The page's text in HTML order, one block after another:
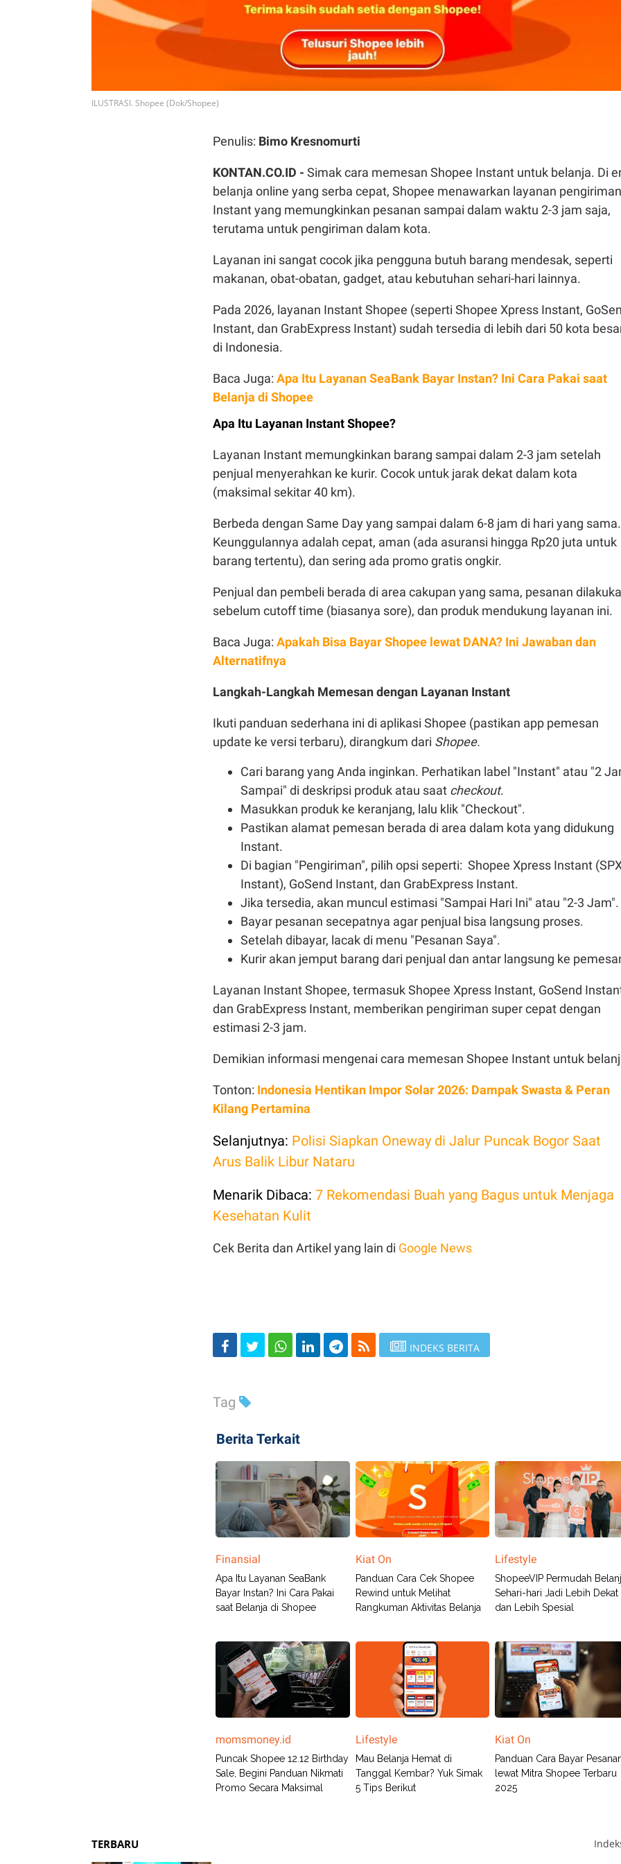
ILUSTRASI. Shopee (Dok/Shopee)
Penulis: Bimo Kresnomurti
KONTAN.CO.ID - Simak cara memesan Shopee Instant untuk belanja. Di
belanja online yang serba cepat, Shopee menawarkan layanan pengiriman
Instant yang memungkinkan pesanan sampai dalam waktu 2-3 jam saja,
terutama untuk pengiriman dalam kota.
Layanan ini sangat cocok jika pengguna butuh barang mendesak, seperti
makanan, obat-obatan, gadget, atau kebutuhan sehari-hari lainnya.
Pada 2026, layanan Instant Shopee (seperti Shopee Xpress Instant,
Instant, dan GrabExpress Instant) sudah tersedia di lebih dari 50 kota
di Indonesia.
Baca Juga: Apa Itu Layanan SeaBank Bayar Instan? Ini Cara Pakai saat
Belanja di Shopee
Apa Itu Layanan Instant Shopee?
Layanan Instant memungkinkan barang sampai dalam 2-3 jam setelah
penjual menyerahkan ke kurir. Cocok untuk jarak dekat dalam kota
(maksimal sekitar 40 km).
Berbeda dengan Same Day yang sampai dalam 6-8 jam di hari yang sama.
Keunggulannya adalah cepat, aman (ada asuransi hingga Rp20 juta untuk
barang tertentu), dan sering ada promo gratis ongkir.
Penjual dan pembeli berada di area cakupan yang sama, pesanan
sebelum cutoff time (biasanya sore), dan produk mendukung layanan ini.
Baca Juga: Apakah Bisa Bayar Shopee lewat DANA? Ini Jawaban dan
Alternatifnya
Langkah-Langkah Memesan dengan Layanan Instant
Ikuti panduan sederhana ini di aplikasi Shopee (pastikan app pemesan
update ke versi terbaru), dirangkum dari Shopee.
Cari barang yang Anda inginkan. Perhatikan label "Instant" atau "2
Sampai" di deskripsi produk atau saat checkout.
Masukkan produk ke keranjang, lalu klik "Checkout".
Pastikan alamat pemesan berada di area dalam kota yang didukung
Instant.
Di bagian "Pengiriman", pilih opsi seperti: Shopee Xpress Instant
Instant), GoSend Instant, dan GrabExpress Instant.
Jika tersedia, akan muncul estimasi "Sampai Hari Ini" atau "2-3 Jam".
Bayar pesanan secepatnya agar penjual bisa langsung proses.
Setelah dibayar, lacak di menu "Pesanan Saya".
Kurir akan jemput barang dari penjual dan antar langsung ke
Layanan Instant Shopee, termasuk Shopee Xpress Instant, GoSend
dan GrabExpress Instant, memberikan pengiriman super cepat dengan
estimasi 2-3 jam.
Demikian informasi mengenai cara memesan Shopee Instant untuk
Tonton: Indonesia Hentikan Impor Solar 2026: Dampak Swasta & Peran
Kilang Pertamina
Selanjutnya: Polisi Siapkan Oneway di Jalur Puncak Bogor Saat
Arus Balik Libur Nataru
Menarik Dibaca: 7 Rekomendasi Buah yang Bagus untuk Menjaga
Kesehatan Kulit
Cek Berita dan Artikel yang lain di Google News
INDEKS BERITA
Tag
Berita Terkait
Finansial
Apa Itu Layanan SeaBank
Bayar Instan? Ini Cara Pakai
saat Belanja di Shopee
Kiat On
Panduan Cara Cek Shopee
Rewind untuk Melihat
Rangkuman Aktivitas Belanja
Lifestyle
ShopeeVIP Permudah
Sehari-hari Jadi Lebih Dekat
dan Lebih Spesial
momsmoney.id
Puncak Shopee 12.12 Birthday
Sale, Begini Panduan Nikmati
Promo Secara Maksimal
Lifestyle
Mau Belanja Hemat di
Tanggal Kembar? Yuk Simak
5 Tips Berikut
Kiat On
Panduan Cara Bayar
lewat Mitra Shopee Terbaru
2025
TERBARU